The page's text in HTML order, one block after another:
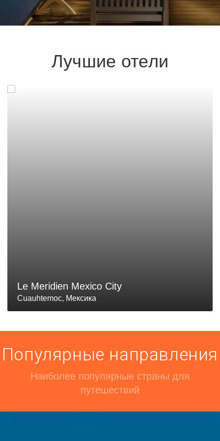
Лучшие отели
Le Meridien Mexico City
Cuauhtemoc, Мексика
Популярные направления
Наиболее популярные страны для
путешествий